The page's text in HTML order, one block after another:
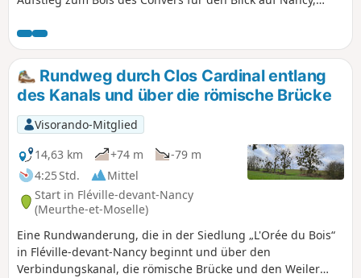
Marne-Kanal zu erreichen. Rückweg über den Radweg
entlang des Umleitungskanals.
Rundweg durch Clos Cardinal entlang
des Kanals und über die römische Brücke
Visorando-Mitglied
14,63 km
+74 m
-79 m
4:25 Std.
Mittel
Start in Fléville-devant-Nancy
(Meurthe-et-Moselle)
Eine Rundwanderung, die in der Siedlung „L'Orée du Bois“
in Fléville-devant-Nancy beginnt und über den
Verbindungskanal, die römische Brücke und den Weiler